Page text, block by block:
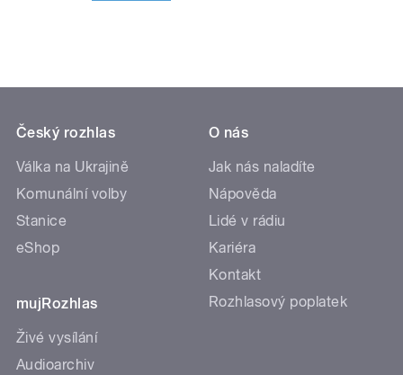
Český rozhlas
Válka na Ukrajině
Komunální volby
Stanice
eShop
mujRozhlas
Živé vysílání
Audioarchiv
O nás
Jak nás naladíte
Nápověda
Lidé v rádiu
Kariéra
Kontakt
Rozhlasový poplatek